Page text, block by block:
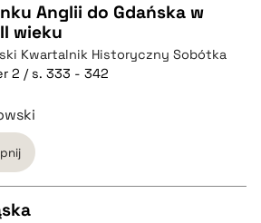
Anglii do Gdańska w
wieku
Kwartalnik Historyczny Sobótka
2 / s. 333 - 342